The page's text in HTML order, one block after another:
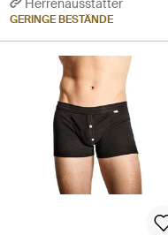
Herrenausstatter
GERINGE BESTÄNDE